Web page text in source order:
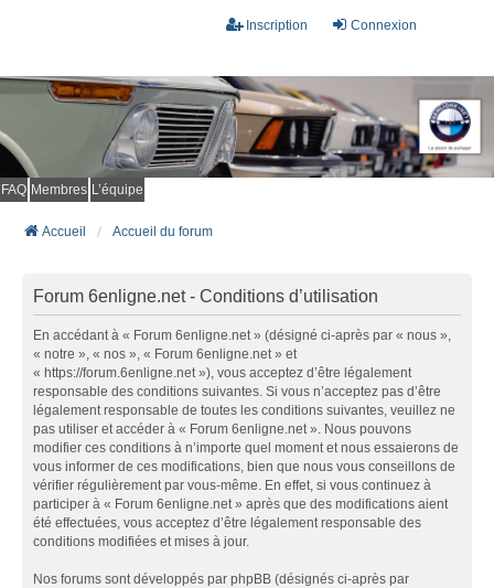
Connexion
Inscription
FAQ Membres L’équipe
Accueil Accueil du forum
Forum 6enligne.net - Conditions d’utilisation
En accédant à « Forum 6enligne.net » (désigné ci-après par « nous »,
« notre », « nos », « Forum 6enligne.net » et
« https://forum.6enligne.net »), vous acceptez d’être légalement
responsable des conditions suivantes. Si vous n’acceptez pas d’être
légalement responsable de toutes les conditions suivantes, veuillez ne
pas utiliser et accéder à « Forum 6enligne.net ». Nous pouvons
modifier ces conditions à n’importe quel moment et nous essaierons de
vous informer de ces modifications, bien que nous vous conseillons de
vérifier régulièrement par vous-même. En effet, si vous continuez à
participer à « Forum 6enligne.net » après que des modifications aient
été effectuées, vous acceptez d’être légalement responsable des
conditions modifiées et mises à jour.
Nos forums sont développés par phpBB (désignés ci-après par